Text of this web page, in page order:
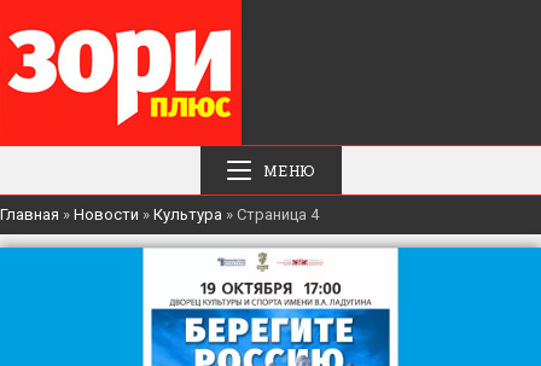
МЕНЮ
Главная » Новости » Культура » Страница 4